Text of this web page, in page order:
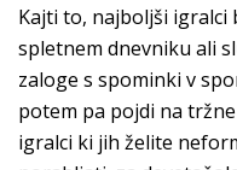
Kajti to, najboljši igralci
spletnem dnevniku ali
zaloge s spominki v
potem pa pojdi na
igralci ki jih želite